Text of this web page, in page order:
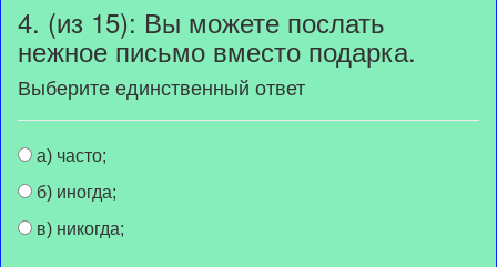
4. (из 15): Вы можете послать
нежное письмо вместо подарка.
Выберите единственный ответ
а) часто;
б) иногда;
в) никогда;